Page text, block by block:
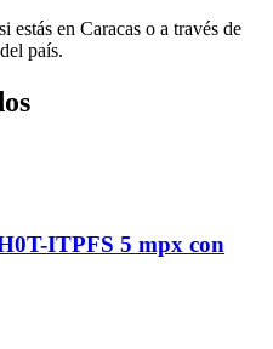
en Caracas o a través de
país.
ITPFS 5 mpx con